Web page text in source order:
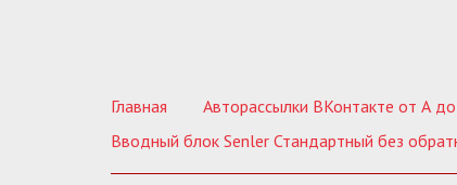
Главная Авторассылки ВКонтакте от А
Вводный блок Senler Стандартный без